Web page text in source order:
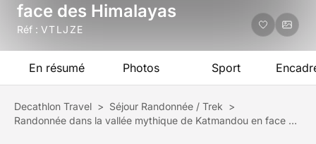
face des Himalayas
Réf : VTLJZE
En résumé Photos Sport
Decathlon Travel > Séjour Randonnée / Trek >
Randonnée dans la vallée mythique de Katmandou en face des Himalayas